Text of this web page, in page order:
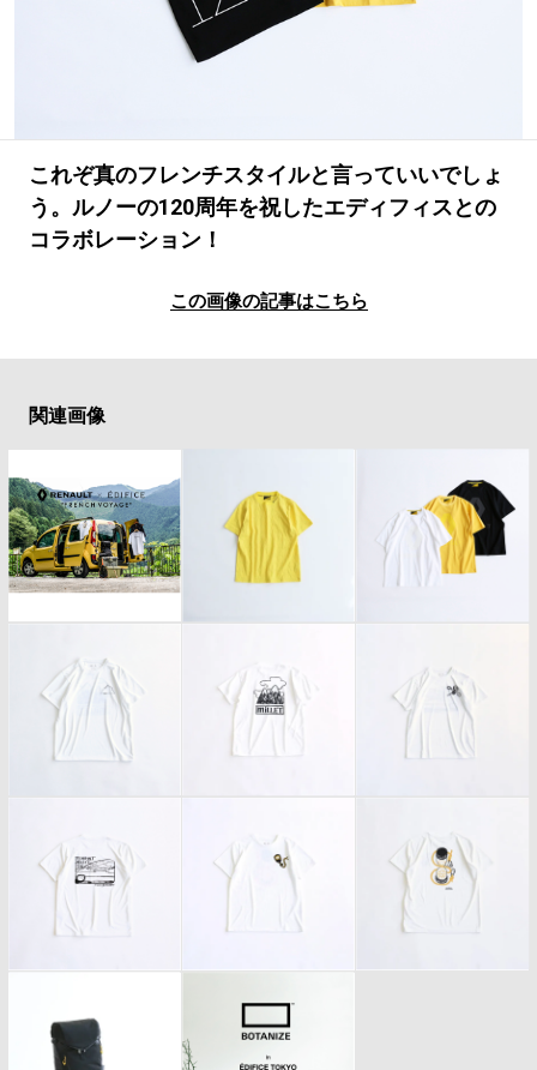
#HANDSOME HANDBOOK
これぞ真のフレンチスタイルと言っていいでしょ
う。ルノーの120周年を祝したエディフィスとの
コラボレーション！
この画像の記事はこちら
関連画像